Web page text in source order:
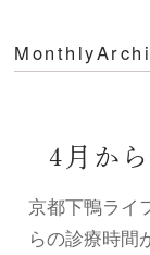
4月か
京都下鴨ライ
らの診療時間